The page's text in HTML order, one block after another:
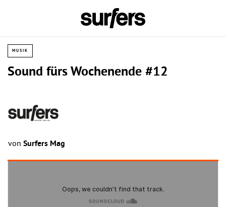
MUSIK
Sound fürs Wochenende #12
von Surfers Mag